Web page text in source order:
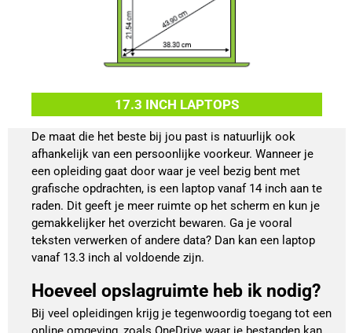
17.3 INCH LAPTOPS
De maat die het beste bij jou past is natuurlijk ook
afhankelijk van een persoonlijke voorkeur. Wanneer je
een opleiding gaat door waar je veel bezig bent met
grafische opdrachten, is een laptop vanaf 14 inch aan te
raden. Dit geeft je meer ruimte op het scherm en kun je
gemakkelijker het overzicht bewaren. Ga je vooral
teksten verwerken of andere data? Dan kan een laptop
vanaf 13.3 inch al voldoende zijn.
Hoeveel opslagruimte heb ik nodig?
Bij veel opleidingen krijg je tegenwoordig toegang tot een